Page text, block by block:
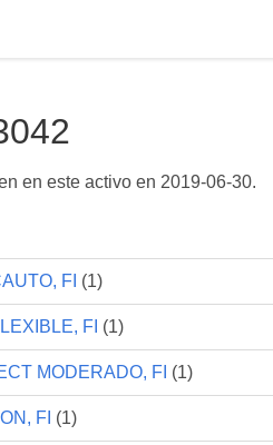
en este activo en 2019-06-30.
FI (1)
FI (1)
MODERADO, FI (1)
FI (1)